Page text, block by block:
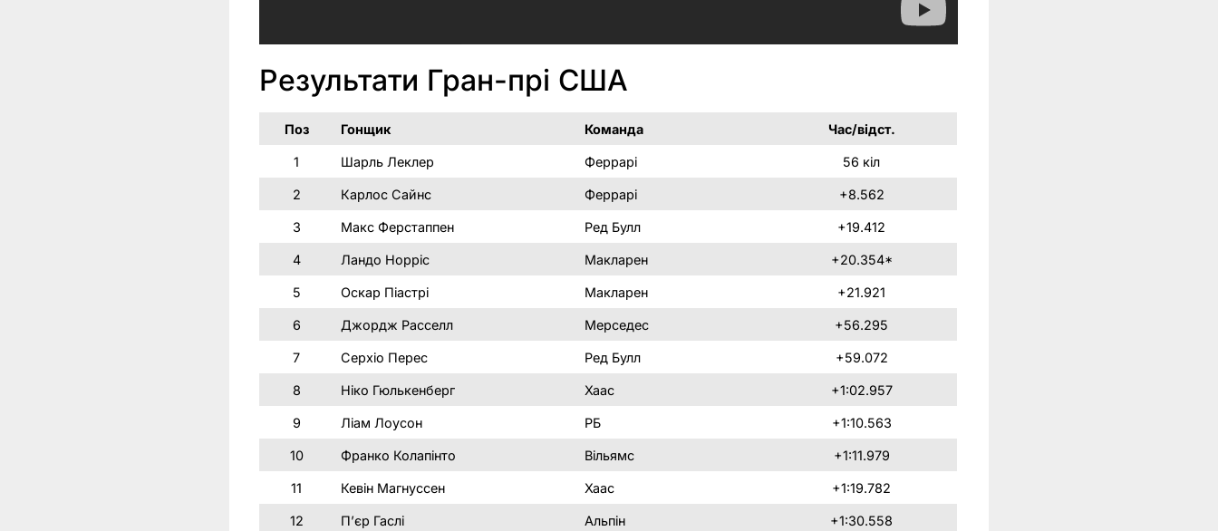
Результати Гран-прі США
Поз Гонщик Команда Час/відст.
1 Шарль Леклер Феррарі 56 кіл
2 Карлос Сайнс Феррарі +8.562
3 Макс Ферстаппен Ред Булл +19.412
4 Ландо Норріс Макларен +20.354*
5 Оскар Піастрі Макларен +21.921
6 Джордж Расселл Мерседес +56.295
7 Серхіо Перес Ред Булл +59.072
8 Ніко Гюлькенберг Хаас +1:02.957
9 Ліам Лоусон РБ +1:10.563
10 Франко Колапінто Вільямс +1:11.979
11 Кевін Магнуссен Хаас +1:19.782
12 П’єр Гаслі Альпін +1:30.558